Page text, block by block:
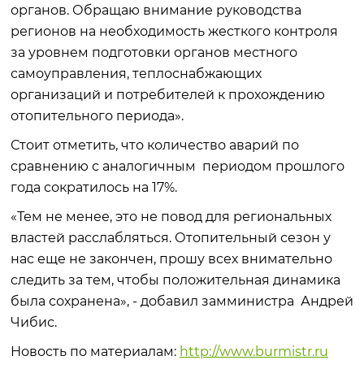
органов. Обращаю внимание руководства
регионов на необходимость жесткого контроля
за уровнем подготовки органов местного
самоуправления, теплоснабжающих
организаций и потребителей к прохождению
отопительного периода».
Стоит отметить, что количество аварий по
сравнению с аналогичным периодом прошлого
года сократилось на 17%.
«Тем не менее, это не повод для региональных
властей расслабляться. Отопительный сезон у
нас еще не закончен, прошу всех внимательно
следить за тем, чтобы положительная динамика
была сохранена», - добавил замминистра Андрей
Чибис.
Новость по материалам: http://www.burmistr.ru